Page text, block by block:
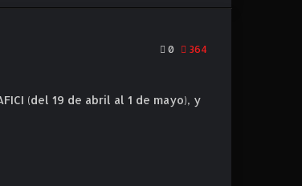
0 364
(del 19 de abril al 1 de mayo), y